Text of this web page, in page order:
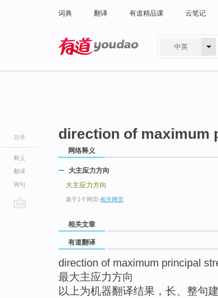
词典 翻译 有道精品课 云笔记
中英
目录
释义
翻译
例句
direction of maximum
网络释义
大主应力方向
大主应力方向
基于1个网页-相关网页
相关文章
有道翻译
direction of maximum principal
最大主应力方向
以上为机器翻译结果，长、整句